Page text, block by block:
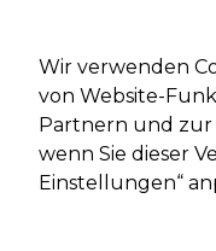
Marken
Wir verwenden
von Website-
Partnern und zur
wenn Sie dieser
Einstellungen“